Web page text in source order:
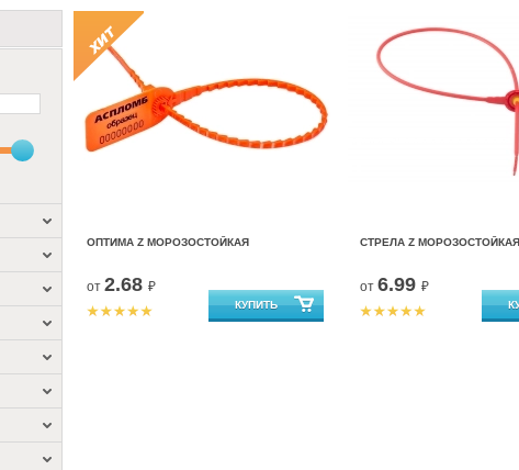
ОПТИМА Z МОРОЗОСТОЙКАЯ
от 2.68 ₽
СТРЕЛА Z МОРОЗОСТОЙКАЯ
от 6.99 ₽